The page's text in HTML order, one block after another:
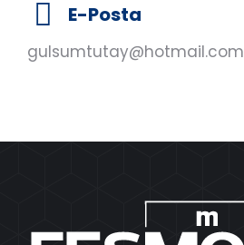
E-Posta
gulsumtutay@hotmail.com